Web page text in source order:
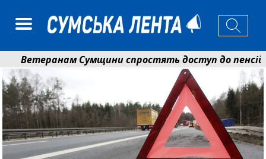
Ветеранам Сумщини спростять доступ до пенсій і
Романько розширює програму відпочинку дітей із